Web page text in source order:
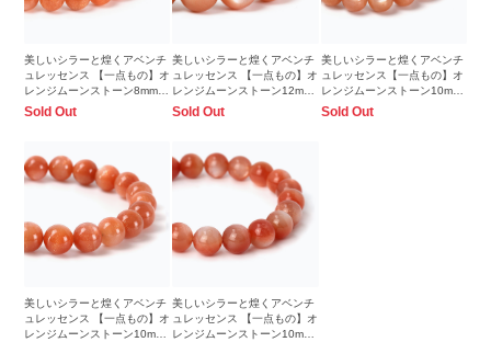
美しいシラーと煌くアベンチ
ュレッセンス 【一点もの】オ
レンジムーンストーン8mm
シンプルブレスレット
Sold Out
美しいシラーと煌くアベンチ
ュレッセンス 【一点もの】オ
レンジムーンストーン12mm
シンプルブレスレット
Sold Out
美しいシラーと煌くアベンチ
ュレッセンス【一点もの】オ
レンジムーンストーン10mm
シンプルブレスレット
Sold Out
美しいシラーと煌くアベンチ
ュレッセンス 【一点もの】オ
レンジムーンストーン10mm
美しいシラーと煌くアベンチ
ュレッセンス 【一点もの】オ
レンジムーンストーン10mm